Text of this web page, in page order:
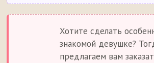
Хотите сделать
знакомой девушке?
предлагаем вам